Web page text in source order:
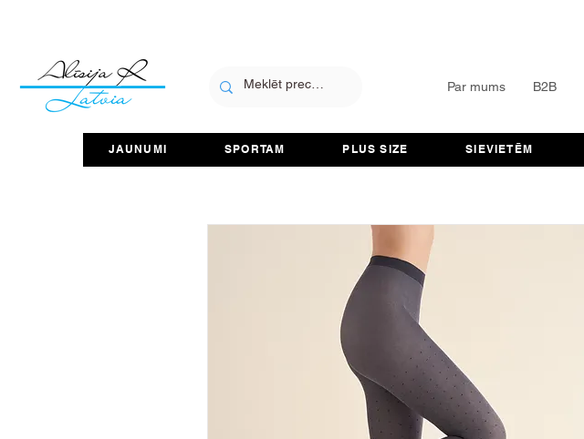
Par mums B2B
JAUNUMI SPORTAM PLUS SIZE SIEVIETĒM